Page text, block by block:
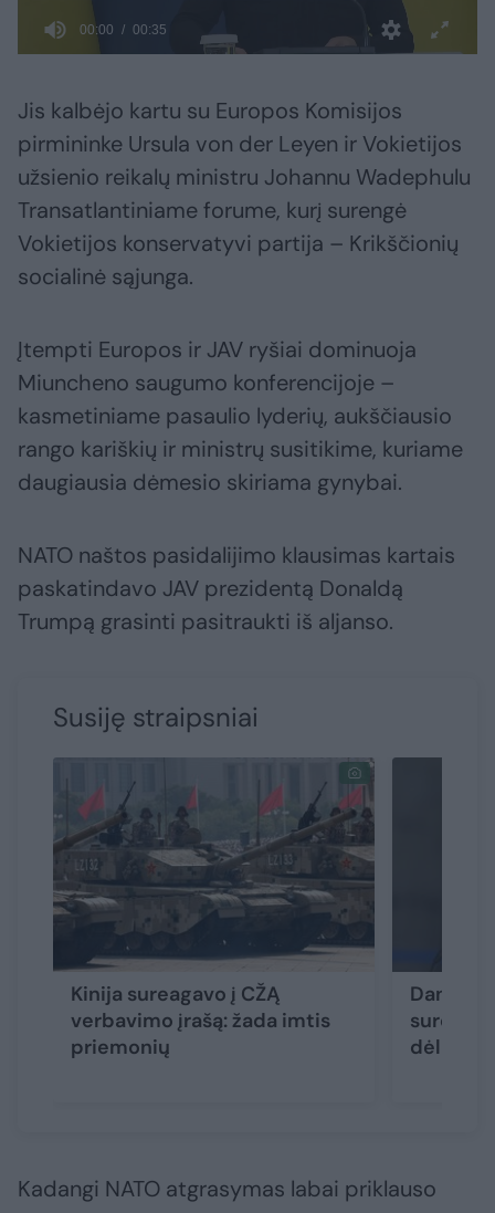
Jis kalbėjo kartu su Europos Komisijos
pirmininke Ursula von der Leyen ir Vokietijos
užsienio reikalų ministru Johannu Wadephulu
Transatlantiniame forume, kurį surengė
Vokietijos konservatyvi partija – Krikščionių
socialinė sąjunga.
Įtempti Europos ir JAV ryšiai dominuoja
Miuncheno saugumo konferencijoje –
kasmetiniame pasaulio lyderių, aukščiausio
rango kariškių ir ministrų susitikime, kuriame
daugiausia dėmesio skiriama gynybai.
NATO naštos pasidalijimo klausimas kartais
paskatindavo JAV prezidentą Donaldą
Trumpą grasinti pasitraukti iš aljanso.
Susiję straipsniai
Kinija sureagavo į CŽĄ
verbavimo įrašą: žada imtis
priemonių
Danijos
surengs
dėl
Kadangi NATO atgrasymas labai priklauso